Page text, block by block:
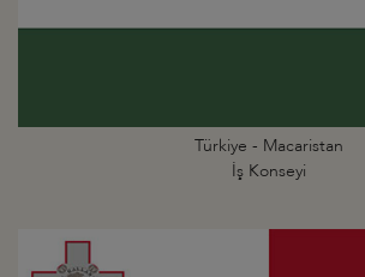
Türkiye - Macaristan
İş Konseyi